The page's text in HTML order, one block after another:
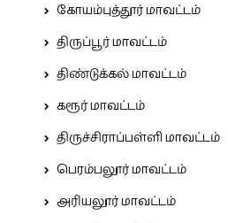
கோயம்புத்தூர் மாவட்டம்
திருப்பூர் மாவட்டம்
திண்டுக்கல் மாவட்டம்
கரூர் மாவட்டம்
திருச்சிராப்பள்ளி மாவட்டம்
பெரம்பலூர் மாவட்டம்
அரியலூர் மாவட்டம்